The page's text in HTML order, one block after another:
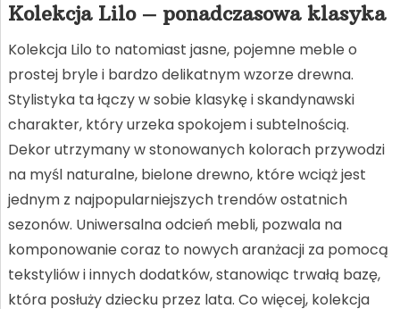
Kolekcja Lilo – ponadczasowa klasyka
Kolekcja Lilo to natomiast jasne, pojemne meble o
prostej bryle i bardzo delikatnym wzorze drewna.
Stylistyka ta łączy w sobie klasykę i skandynawski
charakter, który urzeka spokojem i subtelnością.
Dekor utrzymany w stonowanych kolorach przywodzi
na myśl naturalne, bielone drewno, które wciąż jest
jednym z najpopularniejszych trendów ostatnich
sezonów. Uniwersalna odcień mebli, pozwala na
komponowanie coraz to nowych aranżacji za pomocą
tekstyliów i innych dodatków, stanowiąc trwałą bazę,
która posłuży dziecku przez lata. Co więcej, kolekcja